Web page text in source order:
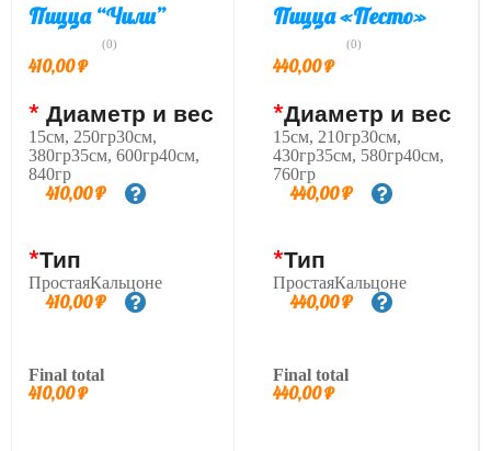
Пицца “Чили”
(0)
410,00₽
* Диаметр и вес
15см, 250гр30см,
380гр35см, 600гр40см,
840гр
410,00₽
*Тип
ПростаяКальцоне
410,00₽
Final total
410,00₽
Пицца «Песто»
(0)
440,00₽
*Диаметр и вес
15см, 210гр30см,
430гр35см, 580гр40см,
760гр
440,00₽
*Тип
ПростаяКальцоне
440,00₽
Final total
440,00₽